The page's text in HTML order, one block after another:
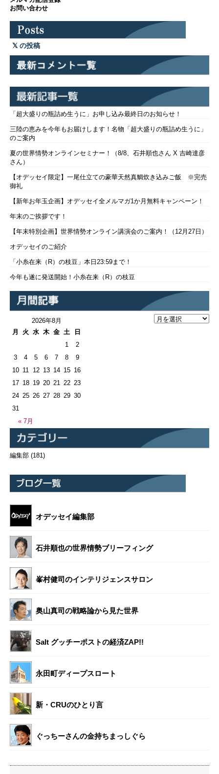
けで、10月28日（金
曜日）23：59を持ち
お問い合わせ
の投稿
「超大盛りの瓶詰め生うに」お申し込み最終日のお知らせ！
三陸の恵みを今年もお届けします！名物「超大盛りの瓶詰め生うに」
のご案内
夏の世界情勢オンラインセミナー！（8/8、石井順也さん X 吉崎達彦
さん）
【オデッセイ限定】一尾仕立ての豪華天然真鯛炊き込みご飯 ※完売
御礼
【新年お年玉企画】オデッセイ全メルマガ1か月無料キャンペーン！
年末のご挨拶です！
【年末特別企画】世界情勢オンライン講演会のご案内！（12月27日）
オデッセイのご紹介
「小糸在来（R）の枝豆」本日23:59まで！
今年も遂に発送開始！小糸在来（R）の枝豆
2026年8月
月
火 水 木 金 土 日
« 7月
1
2
3
4 5 6 7 8
9
10 11 12 13 14 15 16
17 18 19 20 21 22 23
24 25 26 27 28 29 30
31
編集部 (181)
オデッセイ編集部
石井順也の世界情勢ブリーフィング
峯村健司のインテリジェンスサロン
奥山真司の戦略論から見た世界
Salt グッチーポストの経済ZAP!!
永田町ディープスロート
新・CRUのひとり言
ぐっちーさんの金持ちまっしぐら